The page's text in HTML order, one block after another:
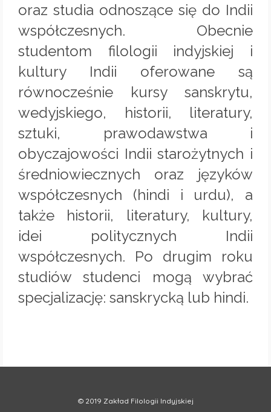
oraz studia odnoszące się do Indii
współczesnych. Obecnie
studentom filologii indyjskiej i
kultury Indii oferowane są
równocześnie kursy sanskrytu,
wedyjskiego, historii, literatury,
sztuki, prawodawstwa i
obyczajowości Indii starożytnych i
średniowiecznych oraz języków
współczesnych (hindi i urdu), a
także historii, literatury, kultury,
idei politycznych Indii
współczesnych. Po drugim roku
studiów studenci mogą wybrać
specjalizację: sanskrycką lub hindi.
© 2019 Zakład Filologii Indyjskiej